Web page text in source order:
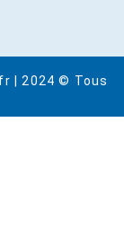
| 2024 © Tous